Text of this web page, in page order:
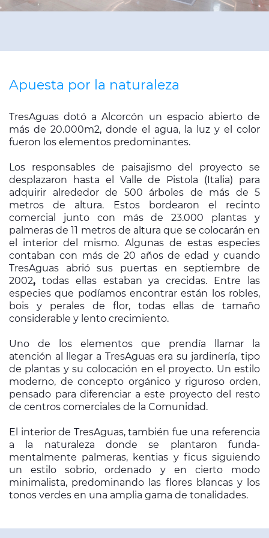
Apuesta por la naturaleza
TresAguas dotó a Alcorcón un espacio abierto de
más de 20.000m2, donde el agua, la luz y el color
fueron los elementos predominantes.
Los responsables de paisajismo del proyecto se
desplazaron hasta el Valle de Pistola (Italia) para
adquirir alrededor de 500 árboles de más de 5
metros de altura. Estos bordearon el recin­to
comercial junto con más de 23.000 plantas y
palmeras de 11 metros de altura que se colocarán en
el interior del mismo. Algunas de estas especies
contaban con más de 20 años de edad y cuando
TresAguas abrió sus puertas en septiembre de
2002, todas ellas estaban ya crecidas. Entre las
especies que podíamos encontrar están los robles,
bois y perales de flor, todas ellas de tamaño
considerable y lento crecimien­to.
Uno de los elementos que prendía llamar la
atención al llegar a TresAguas era su jardinería, tipo
de plantas y su colocación en el proyecto. Un estilo
moderno, de concepto orgánico y riguroso orden,
pensado para diferenciar a este proyecto del resto
de centros comerciales de la Comuni­dad.
El interior de TresAguas, también fue una refe­rencia
a la naturaleza donde se plantaron funda­
mentalmente palmeras, kentias y ficus siguiendo
un estilo sobrio, ordenado y en cierto modo
minimalista, predominando las flores blancas y los
tonos verdes en una amplia gama de tonali­dades.